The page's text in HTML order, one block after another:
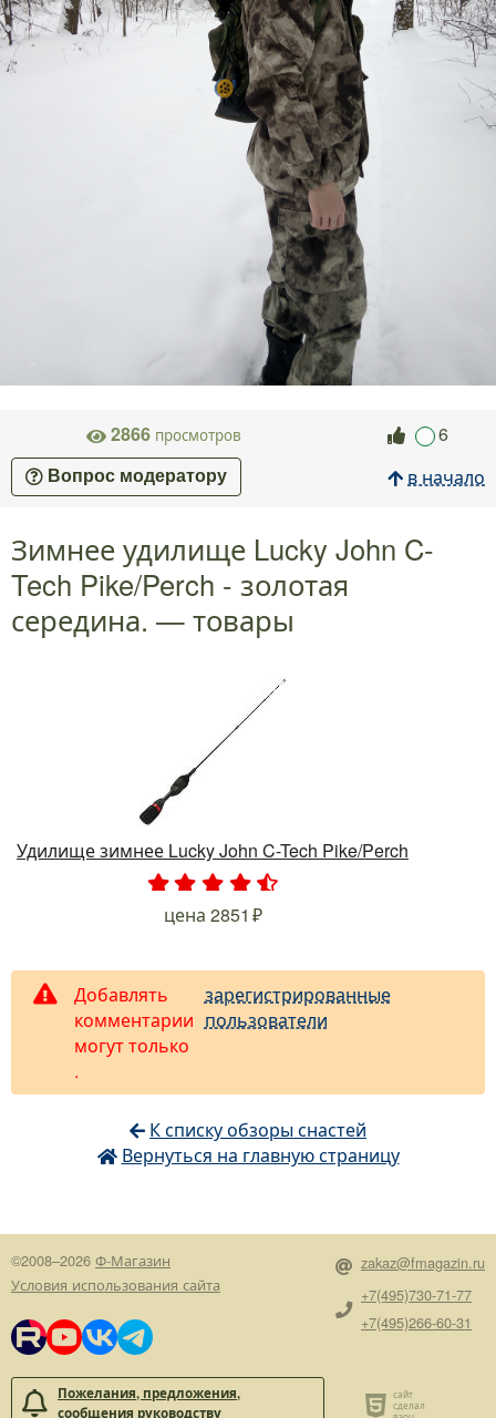
2866 просмотров 6
Вопрос модератору в начало
Зимнее удилище Lucky John C-
Tech Pike/Perch - золотая
середина. — товары
Удилище зимнее Lucky John C-Tech Pike/Perch
. . .
цена 2851
Добавлять
комментарии
могут только
зарегистрированные
пользователи
.
К списку обзоры снастей
Вернуться на главную страницу
©2008–2026 Ф-Магазин
Условия использования сайта
Пожелания, предложения,
сообщения руководству
zakaz@fmagazin.ru
+7(495)730-71-77
+7(495)266-60-31